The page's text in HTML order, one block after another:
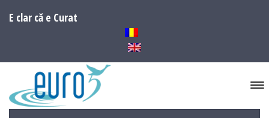
E clar că e Curat